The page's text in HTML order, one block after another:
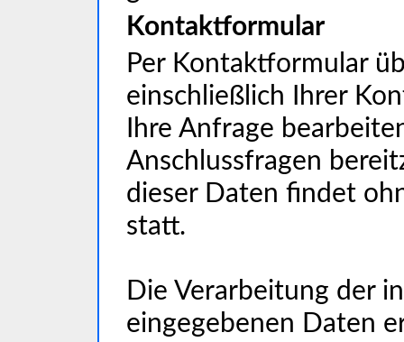
Kontaktformular
Per Kontaktformular
einschließlich Ihrer
Ihre Anfrage
Anschlussfragen
dieser Daten findet
statt.
Die Verarbeitung der
eingegebenen Daten